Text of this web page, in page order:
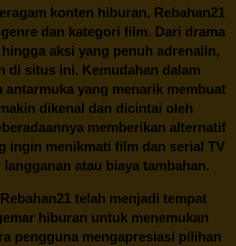
konten hiburan, Rebahan21
dan kategori film. Dari drama
aksi yang penuh adrenalin,
di situs ini. Kemudahan dalam
antarmuka yang menarik membuat
dikenal dan dicintai oleh
memberikan alternatif
ingin menikmati film dan serial TV
atau biaya tambahan.
Rebahan21 telah menjadi tempat
hiburan untuk menemukan
pengguna mengapresiasi pilihan